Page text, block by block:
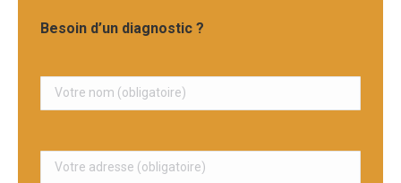
Besoin d’un diagnostic ?